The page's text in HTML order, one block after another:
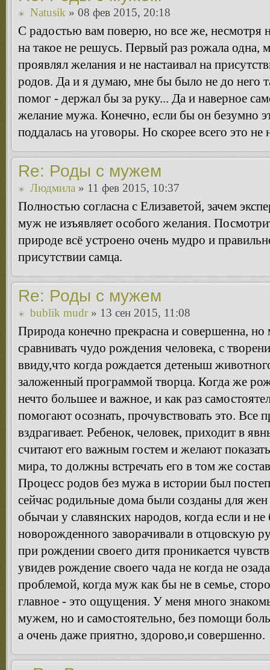
Natusik » 08 фев 2015, 20:18
С радостью вам поверю, но все же, несмотря
на такое не решусь. Первый раз рожала одна,
проявлял желания и не настаивал на
родов. Да и я думаю, мне бы было не до него
помог - держал бы за руку... Да и наверное
желание мужа. Конечно, если бы он безумно
поддалась на уговоры. Но скорее всего это не
Re: Роды с мужем
Людмила » 11 фев 2015, 10:37
Полностью согласна с Елизаветой, зачем
муж не изъявляет особого желания.
природе всё устроено очень мудро и
присутствии самца.
Re: Роды с мужем
bublik mudr» 13 сен 2015, 11:08
Природа конечно прекрасна и совершенна, но
сравнивать чудо рождения человека, с
ввиду,что когда рождается детеныш
заложенный программой творца. Когда же
нечто большее и важное, и как раз
помогают осознать, прочувствовать это. Все
вздрагивает. Ребенок, человек, приходит в
считают его важным гостем и желают
мира, то должны встречать его в том же
Процесс родов без мужа в истории был
сейчас родильные дома были созданы для
обычаи у славянских народов, когда если и
новорожденного заворачивали в отцовскую
при рождении своего дитя проникается
увидев рождение своего чада не когда не
проблемой, когда муж как бы не в семье,
главное - это ощущения. У меня много
мужем, но и самостоятельно, без помощи
а очень даже приятно, здорово,и совершенно.